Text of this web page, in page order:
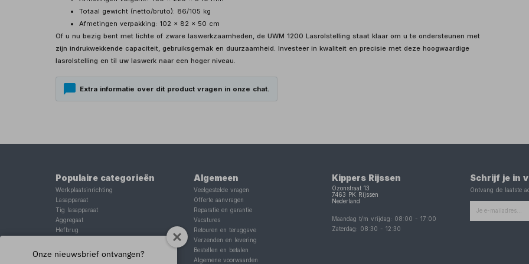
Totaal gewicht (netto/bruto): 86/105 kg
Afmetingen verpakking: 102 x 82 x 50 cm
Of u nu bezig bent met lichte of zware laswerkzaamheden, de UWM 1200 Lasrolstelling staat klaar om u te ondersteunen met
zijn indrukwekkende capaciteit, gebruiksgemak en duurzaamheid. Investeer in kwaliteit en precisie met deze hoogwaardige
lasrolstelling en til uw laswerk naar een hoger niveau.
Extra informatie over dit product vragen in onze chat.
Populaire categorieën
Werkplaatsinrichting
Lasapparaat
Tig lasapparaat
Aggregaat
Hefbrug
Schaarlift
Algemeen
Veelgestelde vragen
Offerte aanvragen
Reparatie en garantie
Vacatures
Retouren en teruggave
Verzenden en levering
Bestellen en betalen
Algemene voorwaarden
Kippers Rijssen
Ozonstraat 13
7463 PK
Rijssen
Nederland
Maandag t/m vrijdag: 08:00 -17:00
Zaterdag: 08:30 -12:30
Schrijf je in
Ontvang de laatste
Onze nieuwsbrief ontvangen?